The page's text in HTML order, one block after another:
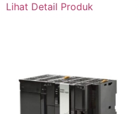
Lihat Detail Produk